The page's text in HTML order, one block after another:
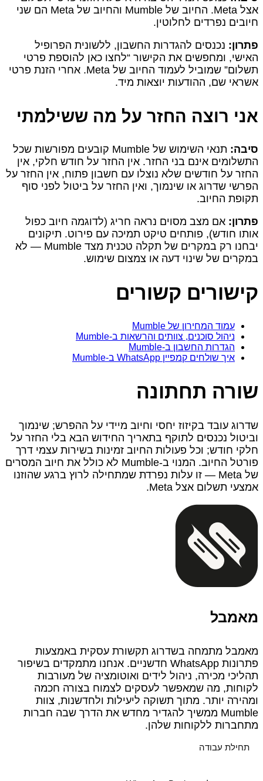
אצל Meta. החיוב של Mumble והחיוב של Meta הם שני
חיובים נפרדים לחלוטין.
פתרון: נכנסים להגדרות החשבון, ללשונית הפרופיל
האישי, ומחפשים את הקישור “לחצו כאן להוספת פרטי
תשלום” שמוביל לעמוד החיוב של Meta. אחרי הזנת פרטי
אשראי שם, ההודעות יוצאות מיד.
אני רוצה החזר על מה ששילמתי
סיבה:
תנאי השימוש של Mumble קובעים מפורשות שכל
התשלומים אינם בני החזר. אין החזר על חודש חלקי, אין
החזר על חודשים שלא נוצלו עם חשבון פתוח, אין החזר על
הפרשי שדרוג או שינמוך, ואין החזר על ביטול לפני סוף
תקופת החיוב.
פתרון: אם מצב מסוים נראה חריג (לדוגמה חיוב כפול
אותו חודש), פותחים טיקט תמיכה עם פירוט. תיקונים
יבחנו רק במקרים של תקלה טכנית מצד Mumble — לא
במקרים של שינוי דעה או צמצום שימוש.
קישורים קשורים
עמוד המחירון של Mumble
ניהול סוכנים, צוותים והרשאות ב‑Mumble
הגדרות החשבון ב‑Mumble
איך שולחים קמפיין WhatsApp ב‑Mumble
שורה תחתונה
שדרוג עובד בקיזוז יחסי וחיוב מיידי על ההפרש; שינמוך
וביטול נכנסים לתוקף בתאריך החידוש הבא בלי החזר על
חלקי חודש; וכל פעולות החיוב זמינות בשירות עצמי דרך
פורטל החיוב. המנוי ב‑Mumble לא כולל את חיוב המסרים
של Meta — זו עלות נפרדת שמתחילה לרוץ ברגע שהוזנו
אמצעי תשלום אצל Meta.
מאמבל
מאמבל מתמחה בשדרוג תקשורת עסקית באמצעות
פתרונות WhatsApp חדשניים. אנחנו מתמקדים בשיפור
תהליכי מכירה, ניהול לידים ואוטומציה של מעורבות
לקוחות, מה שמאפשר לעסקים לצמוח בצורה חכמה
ומהירה יותר. מתוך תשוקה ליעילות ולחדשנות, צוות
Mumble ממשיך להגדיר מחדש את הדרך שבה חברות
מתחברות ללקוחות שלהן.
תחילת עבודה